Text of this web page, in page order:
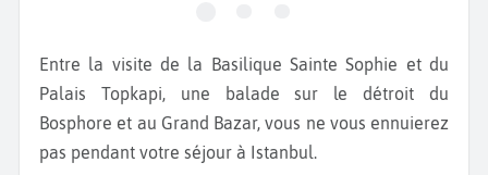
Entre la visite de la Basilique Sainte Sophie et du
Palais Topkapi, une balade sur le détroit du
Bosphore et au Grand Bazar, vous ne vous ennuierez
pas pendant votre séjour à Istanbul.